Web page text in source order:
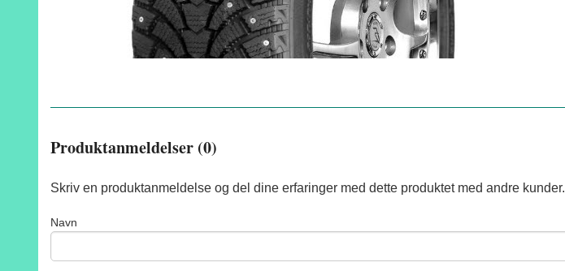
Produktanmeldelser (0)
Skriv en produktanmeldelse og del dine erfaringer med dette produktet med andre kunder.
Navn